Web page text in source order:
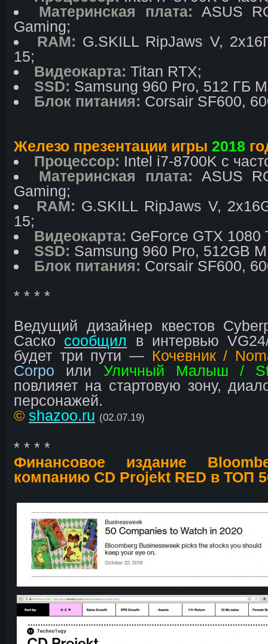
Материнская плата: ASUS
Gaming;
RAM: G.SKILL RipJaws V,
15;
Видеокарта: Titan RTX;
SSD: Samsung 960 Pro, 512 ГБ
Блок питания: Corsair SF600,
Железо презентации игры 2018
Процессор: Intel i7-8700K с
Материнская плата: ASUS
Gaming;
RAM: G.SKILL RipJaws V,
15;
Видеокарта: GeForce GTX 1080
SSD: Samsung 960 Pro, 512GB
Блок питания: Corsair SF600,
* * * *
Ведущий дизайнер квестов
Саско сообщил в интервью
будет три пути — Кочевник /
Corpo или Уличный Малыш /
повлияет на стартовую зону,
персонажей.
© shazoo.ru (02.07.19)
* * * *
Финансовое издание
компанию CD Projekt RED в ТОП